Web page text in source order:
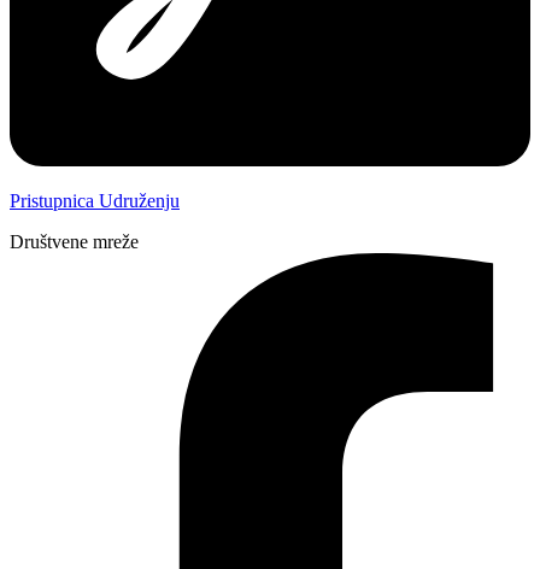
Pristupnica Udruženju
Društvene mreže